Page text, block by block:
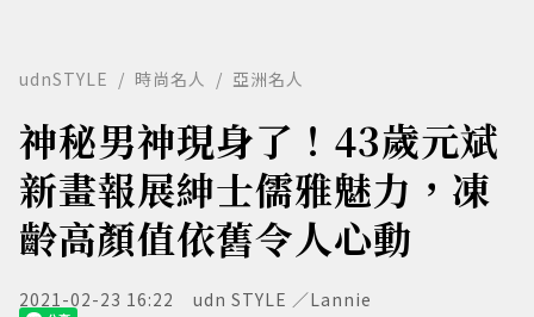
udnSTYLE 時尚名人 亞洲名人
神秘男神現身了！43歲元斌
新畫報展紳士儒雅魅力，凍
齡高顏值依舊令人心動
2021-02-23 16:22 udn STYLE ／Lannie